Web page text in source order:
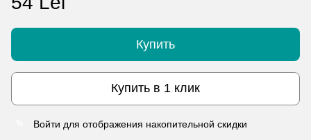
Купить
Купить в 1 клик
Войти для отображения накопительной скидки